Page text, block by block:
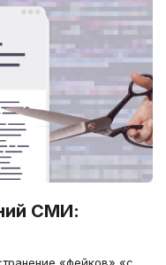
СМИ:
«фейков» «с